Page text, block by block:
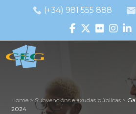
(+34) 981 555 888
Home> Subvencións e axudas públicas>
2024